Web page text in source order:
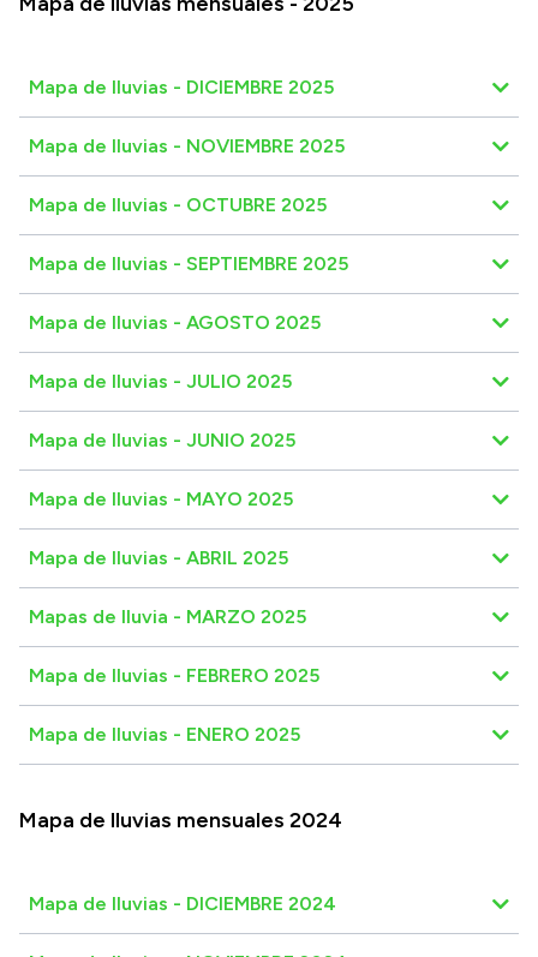
Mapa de lluvias - DICIEMBRE 2025
Mapa de lluvias - NOVIEMBRE 2025
Mapa de lluvias - OCTUBRE 2025
Mapa de lluvias - SEPTIEMBRE 2025
Mapa de lluvias - AGOSTO 2025
Mapa de lluvias - JULIO 2025
Mapa de lluvias - JUNIO 2025
Mapa de lluvias - MAYO 2025
Mapa de lluvias - ABRIL 2025
Mapas de lluvia - MARZO 2025
Mapa de lluvias - FEBRERO 2025
Mapa de lluvias - ENERO 2025
Mapa de lluvias mensuales 2024
Mapa de lluvias - DICIEMBRE 2024